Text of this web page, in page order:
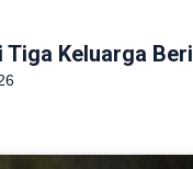
Keluarga